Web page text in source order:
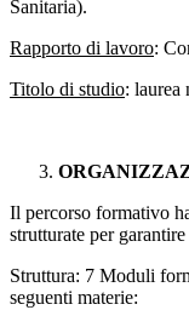
Sanitaria).
Rapporto di lavoro:
Titolo di studio: laurea
Il percorso formativo
strutturate per
Struttura: 7 Moduli
seguenti materie: